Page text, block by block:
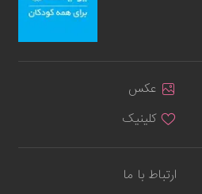
عکس
کلینیک
ارتباط با ما